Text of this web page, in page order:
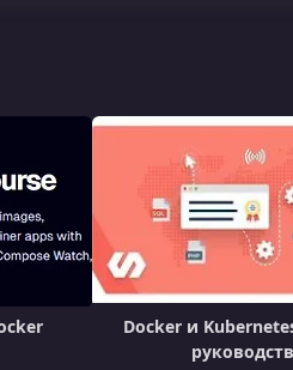
Docker и